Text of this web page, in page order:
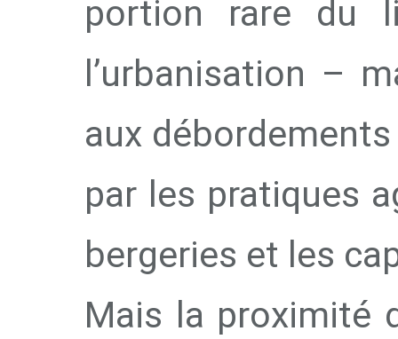
portion rare du
l’urbanisation –
aux
par les pratiques
bergeries et les
Mais la proximité